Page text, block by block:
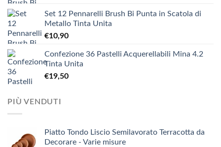
Set 12 Pennarelli Brush Bi Punta in Scatola di
Metallo Tinta Unita
€10,90
Confezione 36 Pastelli Acquerellabili Mina 4.2
Tinta Unita
€19,50
PIÙ VENDUTI
Piatto Tondo Liscio Semilavorato Terracotta da
Decorare - Varie misure